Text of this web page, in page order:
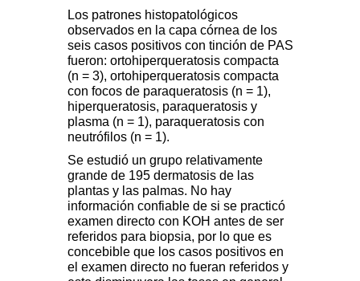
Los patrones histopatológicos
observados en la capa córnea de los
seis casos positivos con tinción de PAS
fueron: ortohiperqueratosis compacta
(n = 3), ortohiperqueratosis compacta
con focos de paraqueratosis (n = 1),
hiperqueratosis, paraqueratosis y
plasma (n = 1), paraqueratosis con
neutrófilos (n = 1).
Se estudió un grupo relativamente
grande de 195 dermatosis de las
plantas y las palmas. No hay
información confiable de si se practicó
examen directo con KOH antes de ser
referidos para biopsia, por lo que es
concebible que los casos positivos en
el examen directo no fueran referidos y